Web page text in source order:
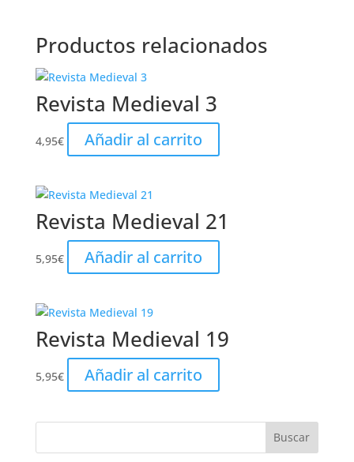
Productos relacionados
Revista Medieval 3
4,95€ Añadir al carrito
Revista Medieval 21
5,95€ Añadir al carrito
Revista Medieval 19
5,95€ Añadir al carrito